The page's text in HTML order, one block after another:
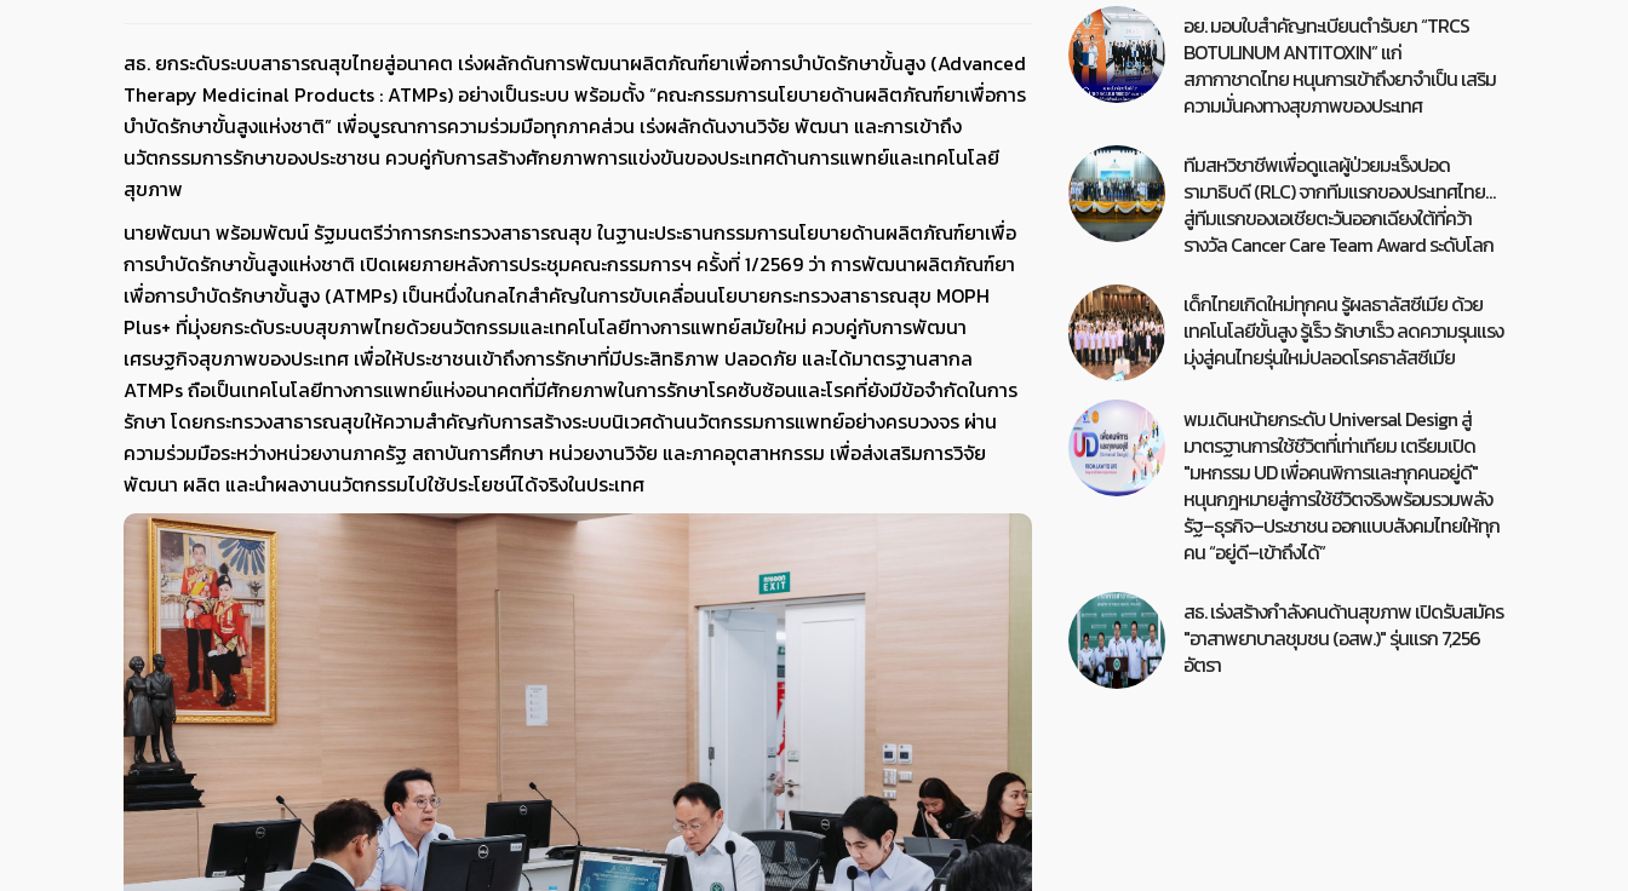
สธ. ยกระดับระบบสาธารณสุขไทยสู่อนาคต เร่งผลักดันการพัฒนาผลิตภัณฑ์ยาเพื่อการบำบัดรักษาขั้นสูง (Advanced
Therapy Medicinal Products : ATMPs) อย่างเป็นระบบ พร้อมตั้ง “คณะกรรมการนโยบายด้านผลิตภัณฑ์ยาเพื่อการ
บำบัดรักษาขั้นสูงแห่งชาติ” เพื่อบูรณาการความร่วมมือทุกภาคส่วน เร่งผลักดันงานวิจัย พัฒนา และการเข้าถึง
นวัตกรรมการรักษาของประชาชน ควบคู่กับการสร้างศักยภาพการแข่งขันของประเทศด้านการแพทย์และเทคโนโลยี
สุขภาพ
นายพัฒนา พร้อมพัฒน์ รัฐมนตรีว่าการกระทรวงสาธารณสุข ในฐานะประธานกรรมการนโยบายด้านผลิตภัณฑ์ยาเพื่อ
การบำบัดรักษาขั้นสูงแห่งชาติ เปิดเผยภายหลังการประชุมคณะกรรมการฯ ครั้งที่ 1/2569 ว่า การพัฒนาผลิตภัณฑ์ยา
เพื่อการบำบัดรักษาขั้นสูง (ATMPs) เป็นหนึ่งในกลไกสำคัญในการขับเคลื่อนนโยบายกระทรวงสาธารณสุข MOPH
Plus+ ที่มุ่งยกระดับระบบสุขภาพไทยด้วยนวัตกรรมและเทคโนโลยีทางการแพทย์สมัยใหม่ ควบคู่กับการพัฒนา
เศรษฐกิจสุขภาพของประเทศ เพื่อให้ประชาชนเข้าถึงการรักษาที่มีประสิทธิภาพ ปลอดภัย และได้มาตรฐานสากล
ATMPs ถือเป็นเทคโนโลยีทางการแพทย์แห่งอนาคตที่มีศักยภาพในการรักษาโรคซับซ้อนและโรคที่ยังมีข้อจำกัดในการ
รักษา โดยกระทรวงสาธารณสุขให้ความสำคัญกับการสร้างระบบนิเวศด้านนวัตกรรมการแพทย์อย่างครบวงจร ผ่าน
ความร่วมมือระหว่างหน่วยงานภาครัฐ สถาบันการศึกษา หน่วยงานวิจัย และภาคอุตสาหกรรม เพื่อส่งเสริมการวิจัย
พัฒนา ผลิต และนำผลงานนวัตกรรมไปใช้ประโยชน์ได้จริงในประเทศ
อย. มอบใบสำคัญทะเบียนตำรับยา “TRCS
BOTULINUM ANTITOXIN” แก่
สภากาชาดไทย หนุนการเข้าถึงยาจำเป็น เสริม
ความมั่นคงทางสุขภาพของประเทศ
ทีมสหวิชาชีพเพื่อดูแลผู้ป่วยมะเร็งปอด
รามาธิบดี (RLC) จากทีมแรกของประเทศไทย…
สู่ทีมแรกของเอเชียตะวันออกเฉียงใต้ที่คว้า
รางวัล Cancer Care Team Award ระดับโลก
เด็กไทยเกิดใหม่ทุกคน รู้ผลธาลัสซีเมีย ด้วย
เทคโนโลยีขั้นสูง รู้เร็ว รักษาเร็ว ลดความรุนแรง
มุ่งสู่คนไทยรุ่นใหม่ปลอดโรคธาลัสซีเมีย
พม.เดินหน้ายกระดับ Universal Design สู่
มาตรฐานการใช้ชีวิตที่เท่าเทียม เตรียมเปิด
"มหกรรม UD เพื่อคนพิการและทุกคนอยู่ดี"
หนุนกฎหมายสู่การใช้ชีวิตจริงพร้อมรวมพลัง
รัฐ–ธุรกิจ–ประชาชน ออกแบบสังคมไทยให้ทุก
คน “อยู่ดี–เข้าถึงได้”
สธ. เร่งสร้างกำลังคนด้านสุขภาพ เปิดรับสมัคร
"อาสาพยาบาลชุมชน (อสพ.)" รุ่นแรก 7,256
อัตรา